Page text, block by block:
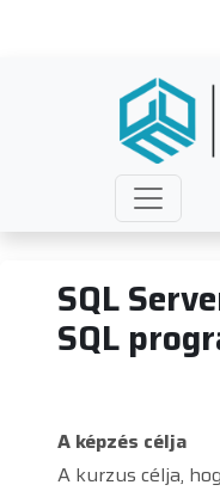
SQL
SQL
SQL
A képzés célja
A kurzus célja,